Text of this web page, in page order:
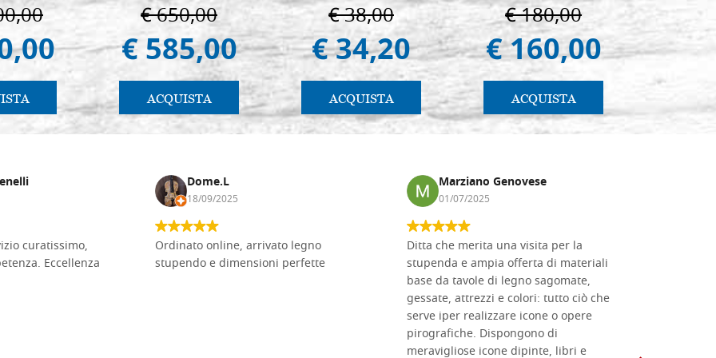
in Padua
€ 650,00
€ 585,00
ACQUISTA
pratica. pg. 430
€ 38,00
€ 34,20
ACQUISTA
€ 180,00
€ 160,00
ACQUISTA
€
€
curatissimo,
Eccellenza
Dome.L
18/09/2025
Ordinato online, arrivato legno
stupendo e dimensioni perfette
Marziano Genovese
01/07/2025
Ditta che merita una visita per la
stupenda e ampia offerta di materiali
base da tavole di legno sagomate,
gessate, attrezzi e colori: tutto ciò che
serve iper realizzare icone o opere
pirografiche. Dispongono di
meravigliose icone dipinte, libri e